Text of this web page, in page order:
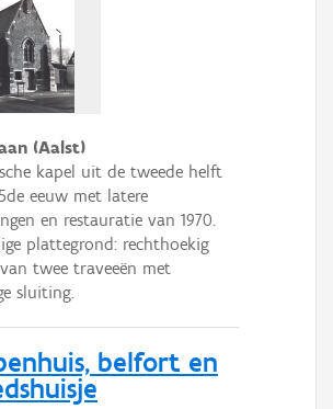
(Aalst)
kapel uit de tweede helft
eeuw met latere
en restauratie van 1970.
plattegrond: rechthoekig
twee traveeën met
sluiting.
belfort en